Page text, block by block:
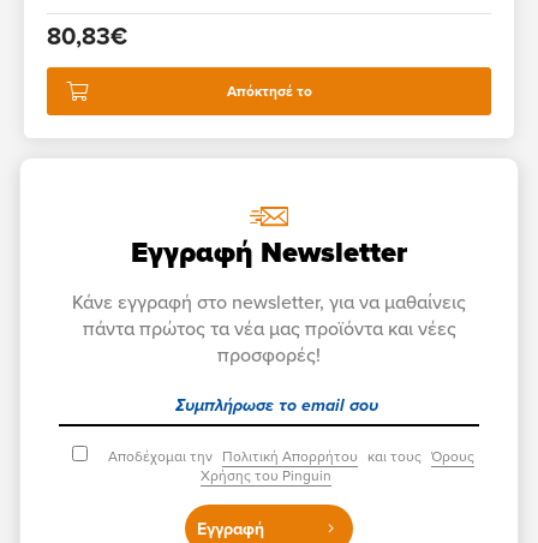
80,83€
Απόκτησέ το
Εγγραφή Newsletter
Κάνε εγγραφή στο newsletter, για να μαθαίνεις
πάντα πρώτος τα νέα μας προϊόντα και νέες
προσφορές!
Αποδέχομαι την Πολιτική Απορρήτου και τους Όρους
Χρήσης του Pinguin
Εγγραφή